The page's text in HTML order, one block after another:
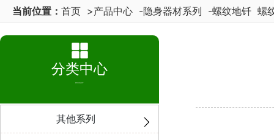
当前位置： 首页 >产品中心 -隐身器材系列 -螺纹地钎 螺
分类中心
PRODUCT
其他系列